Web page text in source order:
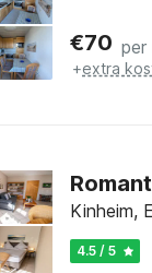
€70 per
+extra
Kinheim,
4.5 / 5